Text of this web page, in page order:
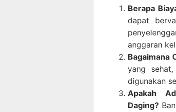
Berapa
dapat
anggaran
Bagaimana
yang
digunakan
Apakah
Daging?